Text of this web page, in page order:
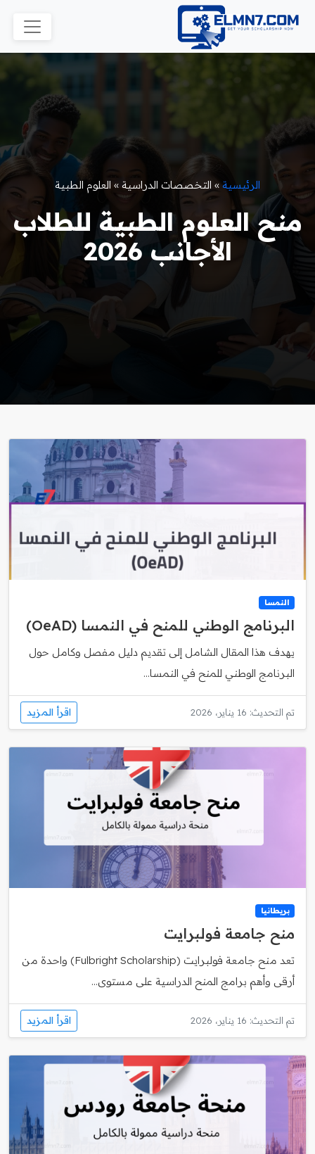
الرئيسية» التخصصات الدراسية » العلوم الطبية
منح العلوم الطبية للطلاب
الأجانب 2026
النمسا
البرنامج الوطني للمنح في النمسا (OeAD)
يهدف هذا المقال الشامل إلى تقديم دليل مفصل وكامل حول
البرنامج الوطني للمنح في النمسا...
تم التحديث: 16 يناير، 2026 اقرأ المزيد
بريطانيا
منح جامعة فولبرايت
تعد منح جامعة فولبرايت (Fulbright Scholarship) واحدة من
أرقى وأهم برامج المنح الدراسية على مستوى...
تم التحديث: 16 يناير، 2026 اقرأ المزيد